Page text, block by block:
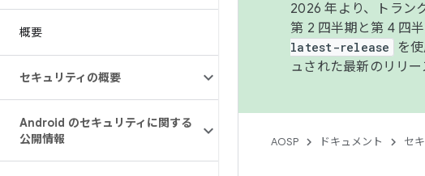
概要
セキュリティの概要
Android のセキュリティに関する
公開情報
2026 年より、トラン
第 2 四半期と第 4 四
latest-release
を
ュされた最新のリリー
AOSP ドキュメント セ